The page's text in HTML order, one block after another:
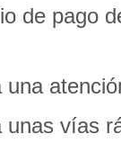
de pago
una
unas vías